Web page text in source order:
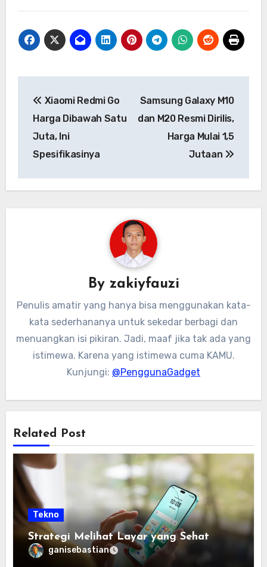
pos
Xiaomi Redmi Go
Harga Dibawah Satu
Juta, Ini
Spesifikasinya
Samsung Galaxy M10
dan M20 Resmi Dirilis,
Harga Mulai 1,5
Jutaan
By zakiyfauzi
Penulis amatir yang hanya bisa menggunakan kata-
kata sederhananya untuk sekedar berbagi dan
menuangkan isi pikiran. Jadi, maaf jika tak ada yang
istimewa. Karena yang istimewa cuma KAMU.
Kunjungi: @PenggunaGadget
Related Post
Tekno
Strategi Melihat Layar yang Sehat
ganisebastian